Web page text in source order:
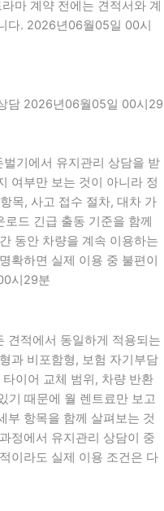
마 계약 전에는 견적서와 계
다. 2026년06월05일 00시
담 2026년06월05일 00시29
기에서 유지관리 상담을 받
여부만 보는 것이 아니라 정
목, 사고 접수 절차, 대차 가
드 긴급 출동 기준을 함께
동안 차량을 계속 이용하는
확하면 실제 이용 중 불편이
시29분
견적에서 동일하게 적용되는
과 비포함형, 보험 자기부담
이어 교체 범위, 차량 반환
기 때문에 월 렌트료만 보고
부 항목을 함께 살펴보는 것
정에서 유지관리 상담이 중
이라도 실제 이용 조건은 다